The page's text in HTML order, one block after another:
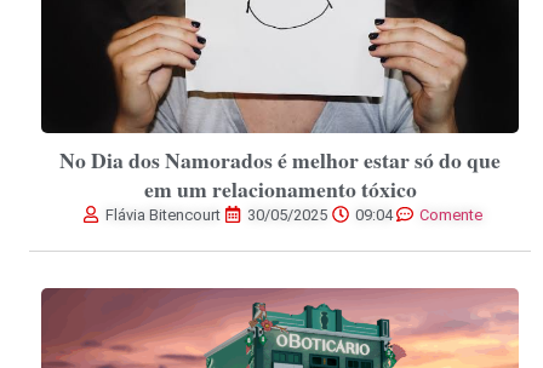
No Dia dos Namorados é melhor estar só do que
em um relacionamento tóxico
Flávia Bitencourt 30/05/2025 09:04 Comente